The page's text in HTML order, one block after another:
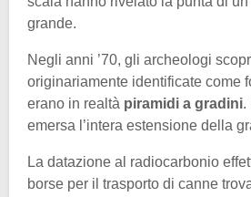
grande.
Negli anni ’70, gli archeologi
originariamente identificate come
erano in realtà piramidi a gradini.
emersa l’intera estensione della
La datazione al radiocarbonio
borse per il trasporto di canne